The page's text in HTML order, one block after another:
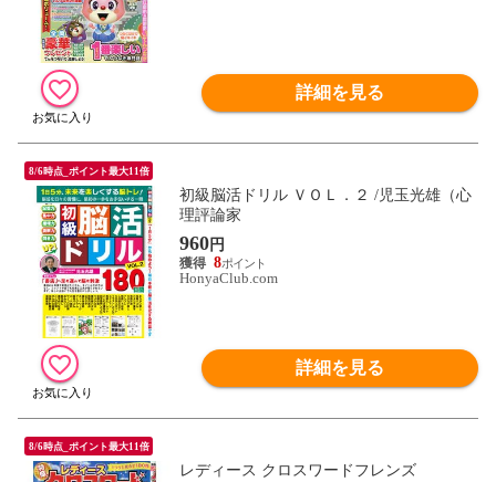
詳細を見る
8/6時点_ポイント最大11倍
初級脳活ドリル ＶＯＬ．２ /児玉光雄（心
理評論家
960円
8
HonyaClub.com
詳細を見る
8/6時点_ポイント最大11倍
レディース クロスワードフレンズ